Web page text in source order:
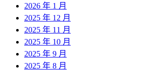
2026 年 1 月
2025 年 12 月
2025 年 11 月
2025 年 10 月
2025 年 9 月
2025 年 8 月